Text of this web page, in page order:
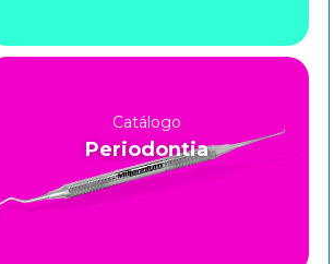
Catálogo
Periodontia